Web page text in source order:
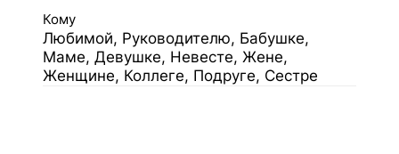
Кому
Любимой, Руководителю, Бабушке,
Маме, Девушке, Невесте, Жене,
Женщине, Коллеге, Подруге, Сестре